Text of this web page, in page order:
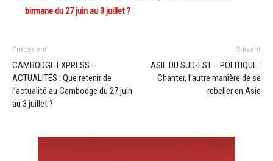
birmane du 27 juin au 3 juillet ?
Précédent
CAMBODGE EXPRESS –
ACTUALITÉS : Que retenir de
l’actualité au Cambodge du 27 juin
au 3 juillet ?
Suivant
ASIE DU SUD-EST – POLITIQUE :
Chanter, l’autre manière de se
rebeller en Asie